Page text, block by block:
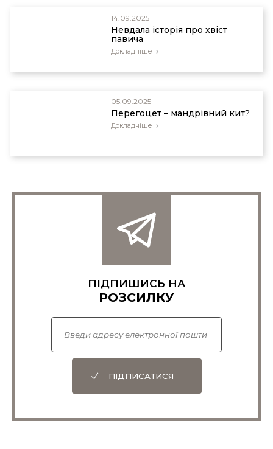
14.09.2025
Невдала історія про хвіст
павича
Докладніше
05.09.2025
Перегоцет – мандрівний кит?
Докладніше
ПІДПИШИСЬ НА
РОЗСИЛКУ
ПІДПИСАТИСЯ